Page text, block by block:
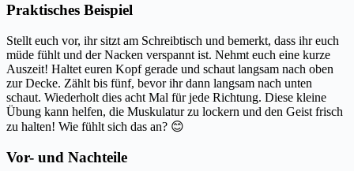
Praktisches Beispiel
Stellt euch vor, ihr sitzt am Schreibtisch und bemerkt, dass ihr euch
müde fühlt und der Nacken verspannt ist. Nehmt euch eine kurze
Auszeit! Haltet euren Kopf gerade und schaut langsam nach oben
zur Decke. Zählt bis fünf, bevor ihr dann langsam nach unten
schaut. Wiederholt dies acht Mal für jede Richtung. Diese kleine
Übung kann helfen, die Muskulatur zu lockern und den Geist frisch
zu halten! Wie fühlt sich das an? 😊
Vor- und Nachteile